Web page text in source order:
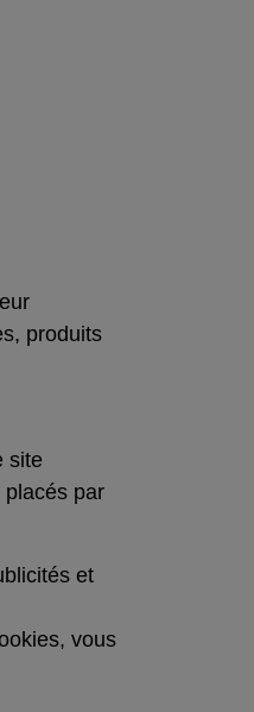
produits
site
placés par
et
vous